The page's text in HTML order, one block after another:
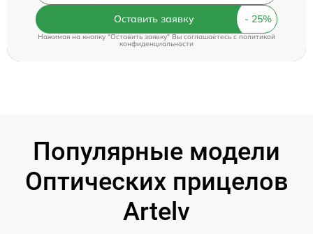
Оставить заявку
Нажимая на кнопку "Оставить заявку" Вы соглашаетесь cполитикой
конфиденциальности
Популярные модели
Оптических прицелов
Artelv